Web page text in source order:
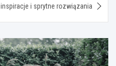
i sprytne rozwiązania